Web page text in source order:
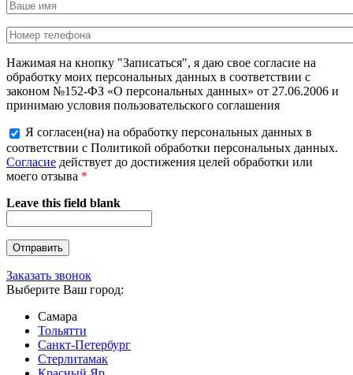
Нажимая на кнопку "Записаться", я даю свое согласие на
обработку моих персональных данных в соответствии с
законом №152-ФЗ «О персональных данных» от 27.06.2006 и
принимаю условия пользовательского соглашения
Я согласен(на) на обработку персональных данных в
соответствии с Политикой обработки персональных данных.
Согласие действует до достижения целей обработки или
моего отзыва *
Leave this field blank
Заказать звонок
Выберите Ваш город:
Самара
Тольятти
Санкт-Петербург
Стерлитамак